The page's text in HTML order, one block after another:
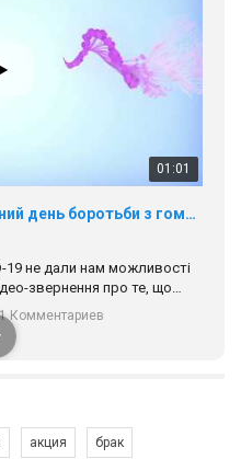
01:01
17 травня IDAHO. Міжнародний день боротьби з гомофобією трансфобією і біфобія.
19 не дали нам можливості
звернення про те, що
не можемо зустрінеться, ми
цінності рівності та
Регіональні підрозділи
1 Комментариев
акция брак